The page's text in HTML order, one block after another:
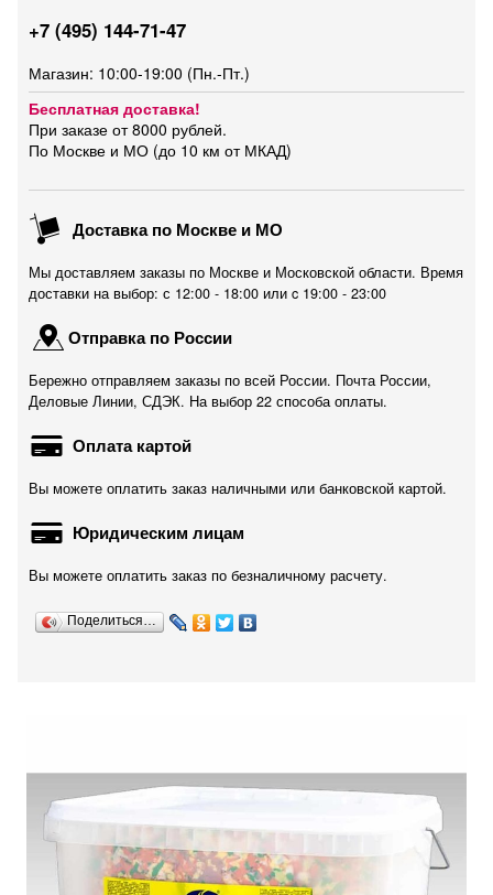
+7 (495) 144-71-47
Магазин: 10:00-19:00 (Пн.-Пт.)
Бесплатная доставка!
При заказе от 8000 рублей.
По Москве и МО (до 10 км от МКАД)
Доставка по Москве и МО
Мы доставляем заказы по Москве и Московской области. Время
доставки на выбор: с 12:00 - 18:00 или c 19:00 - 23:00
Отправка по России
Бережно отправляем заказы по всей России. Почта России,
Деловые Линии, СДЭК. На выбор 22 способа оплаты.
Оплата картой
Вы можете оплатить заказ наличными или банковской картой.
Юридическим лицам
Вы можете оплатить заказ по безналичному расчету.
Поделиться…